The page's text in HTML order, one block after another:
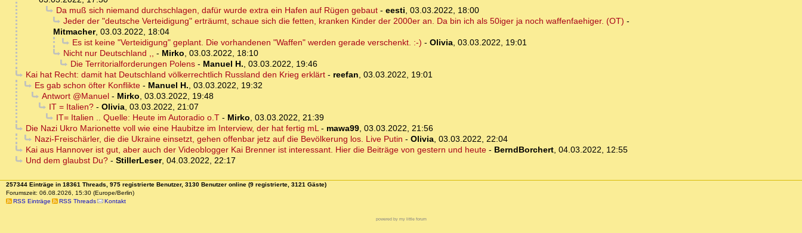
Da muß sich niemand durchschlagen, dafür wurde extra ein Hafen auf Rügen gebaut- eesti, 03.03.2022, 18:00
Jeder der "deutsche Verteidigung" erträumt, schaue sich die fetten, kranken Kinder der 2000er an. Da bin ich als 50iger ja noch waffenfaehiger. (OT) -
Mitmacher, 03.03.2022, 18:04
Es ist keine "Verteidigung" geplant. Die vorhandenen "Waffen" werden gerade verschenkt. :-) - Olivia, 03.03.2022, 19:01
Nicht nur Deutschland ,, - Mirko, 03.03.2022, 18:10
Die Territorialforderungen Polens- Manuel H., 03.03.2022, 19:46
Kai hat Recht: damit hat Deutschland völkerrechtlich Russland den Krieg erklärt- reefan, 03.03.2022, 19:01
Es gab schon öfter Konflikte- Manuel H., 03.03.2022, 19:32
Antwort @Manuel- Mirko, 03.03.2022, 19:48
IT = Italien?- Olivia, 03.03.2022, 21:07
IT= Italien .. Quelle: Heute im Autoradio o.T- Mirko, 03.03.2022, 21:39
Die Nazi Ukro Marionette voll wie eine Haubitze im Interview, der hat fertig mL- mawa99, 03.03.2022, 21:56
Nazi-Freischärler, die die Ukraine einsetzt, gehen offenbar jetz auf die Bevölkerung los. Live Putin - Olivia, 03.03.2022, 22:04
Kai aus Hannover ist gut, aber auch der Videoblogger Kai Brenner ist interessant. Hier die Beiträge von gestern und heute- BerndBorchert, 04.03.2022, 12:55
Und dem glaubst Du?- StillerLeser, 04.03.2022, 22:17
257344 Einträge in 18361 Threads, 975 registrierte Benutzer, 3130 Benutzer online (9 registrierte, 3121 Gäste)
Forumszeit: 06.08.2026, 15:30 (Europe/Berlin)
RSS Einträge
RSS Threads Kontakt
powered by my little forum